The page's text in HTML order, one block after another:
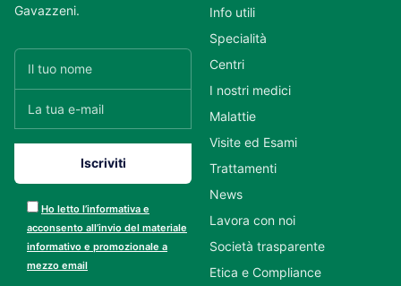
Gavazzeni.
Ho letto l’informativa e
acconsento all’invio del materiale
informativo e promozionale a
mezzo email
Info utili
Specialità
Centri
I nostri medici
Malattie
Visite ed Esami
Trattamenti
News
Lavora con noi
Società trasparente
Etica e Compliance